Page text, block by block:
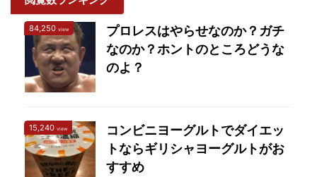
んですが、勝利マイクで
「SANADAさん、帰って
きたらもう1回しよう」
って発言していました
が、1カ月で実現するっ
ただ、SANADAはオカダ
に対してシングルマッチ
5連敗中です。今度のど
んたくで負けると”同一
84,250 view
プロレスはやらせなのか？ガチ
なのか？ホントのところどうな
のよ？
15,240 view
コンビニヨーグルトでダイエッ
トならギリシャヨーグルトがお
すすめ